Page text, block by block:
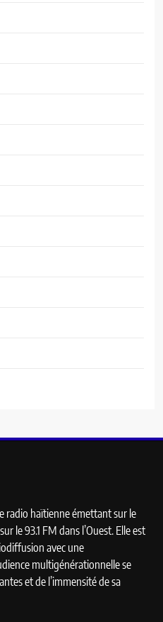
radio haïtienne émettant sur le
le 93.1 FM dans l’Ouest. Elle est
avec une
multigénérationnelle se
et de l’immensité de sa